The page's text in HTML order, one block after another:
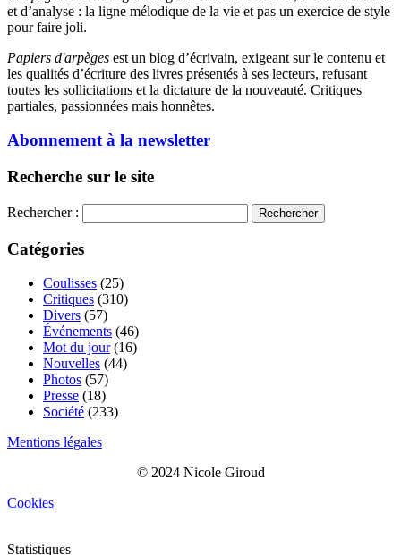
et d’analyse : la ligne mélodique de la vie et pas un exercice de style
pour faire joli.
Papiers d'arpèges est un blog d’écrivain, exigeant sur le contenu et
les qualités d’écriture des livres présentés à ses lecteurs, refusant
toutes les sollicitations et la dictature de la nouveauté. Critiques
partiales, passionnées mais honnêtes.
Abonnement à la newsletter
Recherche sur le site
Rechercher :
Catégories
Coulisses (25)
Critiques (310)
Divers (57)
Événements (46)
Mot du jour(16)
Nouvelles (44)
Photos (57)
Presse (18)
Société (233)
Mentions légales
© 2024 Nicole Giroud
Cookies
Statistiques